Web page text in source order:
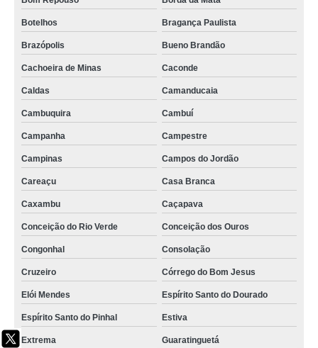
gestão de frotas gps empresa Jundiaí
empresa de gestão de frota São João da Boa Vista
onde encontrar gestão de frota de veículos pesados Poços de Caldas
sistema de gestão de frota Eusébio
empresa especializada em gestão de frota contato Paraguaçu
onde encontrar gestão de frota de caminhões Jaguariúna
Botelhos Bragança Paulista
Brazópolis Bueno Brandão
Cachoeira de Minas Caconde
Caldas Camanducaia
Cambuquira Cambuí
Campanha Campestre
Campinas Campos do Jordão
Careaçu Casa Branca
Caxambu Caçapava
Conceição do Rio Verde Conceição dos Ouros
Congonhal Consolação
Cruzeiro Córrego do Bom Jesus
Elói Mendes Espírito Santo do Dourado
Espírito Santo do Pinhal Estiva
Extrema Guaratinguetá